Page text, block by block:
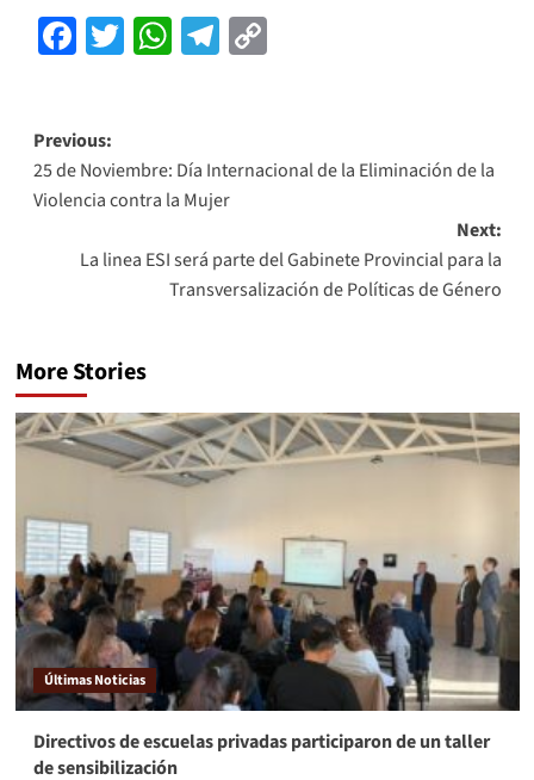
Facebook
Twitter
WhatsApp
Telegram
Copy
Previous:
25 de Noviembre: Día Internacional de la Eliminación de la
Violencia contra la Mujer
Next:
La linea ESI será parte del Gabinete Provincial para la
Transversalización de Políticas de Género
More Stories
Últimas Noticias
Directivos de escuelas privadas participaron de un taller
de sensibilización